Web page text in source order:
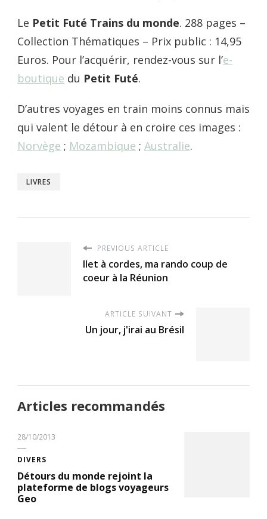
Le Petit Futé Trains du monde. 288 pages –
Collection Thématiques – Prix public : 14,95
Euros. Pour l’acquérir, rendez-vous sur l’e-
boutique du Petit Futé.
D’autres voyages en train moins connus mais
qui valent le détour à en croire ces images :
Norvège ; Mozambique ; Australie.
LIVRES
PREVIOUS ARTICLE
Ilet à cordes, ma rando coup de
coeur à la Réunion
ARTICLE SUIVANT
Un jour, j'irai au Brésil
Articles recommandés
28/10/2013
DIVERS
Détours du monde rejoint la
plateforme de blogs voyageurs
Geo